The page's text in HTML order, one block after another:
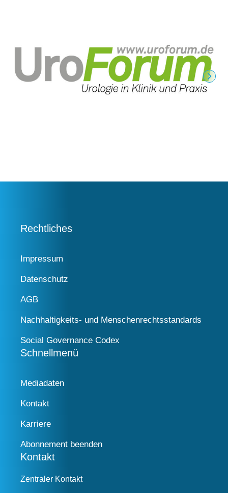
Rechtliches
Impressum
Datenschutz
AGB
Nachhaltigkeits- und Menschenrechtsstandards
Social Governance Codex
Schnellmenü
Mediadaten
Kontakt
Karriere
Abonnement beenden
Kontakt
Zentraler Kontakt